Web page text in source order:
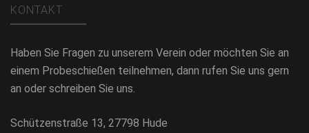
KONTAKT
Haben Sie Fragen zu unserem Verein oder möchten Sie an
einem Probeschießen teilnehmen, dann rufen Sie uns gern
an oder schreiben Sie uns.
Schützenstraße 13, 27798 Hude